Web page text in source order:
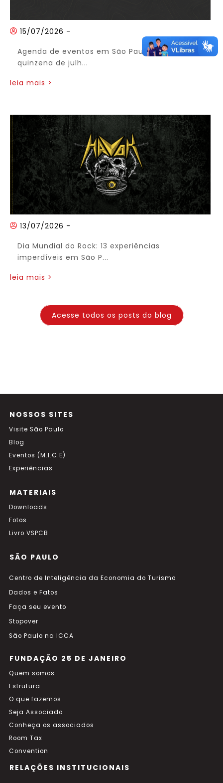
15/07/2026 -
Agenda de eventos em São Paulo – segunda
quinzena de julh...
leia mais >
13/07/2026 -
Dia Mundial do Rock: 13 experiências
imperdíveis em São P...
leia mais >
Acesse todos os posts do blog
NOSSOS SITES
Visite São Paulo
Blog
Eventos (M.I.C.E)
Experiências
MATERIAIS
Downloads
Fotos
Livro VSPCB
SÃO PAULO
Centro de Inteligência da Economia do Turismo
Dados e Fatos
Faça seu evento
Stopover
São Paulo na ICCA
FUNDAÇÃO 25 DE JANEIRO
Quem somos
Estrutura
O que fazemos
Seja Associado
Conheça os associados
Room Tax
Convention
RELAÇÕES INSTITUCIONAIS